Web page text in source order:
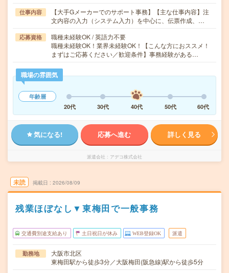
仕事内容
【大手Gメーカーでのサポート事務】【主な仕事内容】注
文内容の入力（システム入力）を中心に、伝票作成、…
応募資格
職種未経験OK / 英語力不要
職種未経験OK！業界未経験OK！【こんな方におススメ！
まずはご応募ください／歓迎条件】事務経験がある…
職場の雰囲気
年齢層
20代
30代 40代 50代 60代
気になる! 応募へ進む 詳しく見る
派遣会社 アデコ株式会社
未読 掲載日 2026/08/09
残業ほぼなし▼東梅田で一般事務
交通費別途支給あり 土日祝日が休み WEB登録OK 派遣
勤務地
大阪市北区
東梅田駅から徒歩3分／大阪梅田(阪急線)駅から徒歩5分